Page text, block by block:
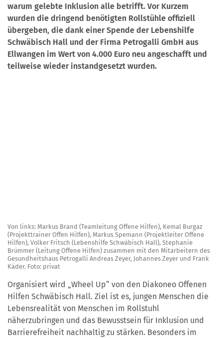
warum gelebte Inklusion alle betrifft. Vor Kurzem
wurden die dringend benötigten Rollstühle offiziell
übergeben, die dank einer Spende der Lebenshilfe
Schwäbisch Hall und der Firma Petrogalli GmbH aus
Ellwangen im Wert von 4.000 Euro neu angeschafft und
teilweise wieder instandgesetzt wurden.
Von links: Markus Brand (Teamleitung Offene Hilfen), Kemal Burgaz
(Projekttrainer Offen Hilfen), Markus Spemann (Projektleiter Offene
Hilfen), Volker Fritsch (Lebenshilfe Schwäbisch Hall), Stephanie
Brümmer (Leitung Offene Hilfen) zusammen mit den Mitarbeitern des
Gesundheitshaus Petrogalli Andreas Zeyer, Johannes Zeyer und Frank
Käder. Foto: privat
Organisiert wird „Wheel Up“ von den Diakoneo Offenen
Hilfen Schwäbisch Hall. Ziel ist es, jungen Menschen die
Lebensrealität von Menschen im Rollstuhl
näherzubringen und das Bewusstsein für Inklusion und
Barrierefreiheit nachhaltig zu stärken. Besonders im